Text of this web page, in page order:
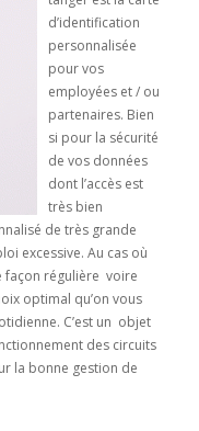
d’identification
personnalisée
pour vos
employées et / ou
partenaires. Bien
si pour la sécurité
de vos données
dont l’accès est
très bien
de très grande
excessive. Au cas où
façon régulière voire
optimal qu’on vous
C’est un objet
des circuits
la bonne gestion de